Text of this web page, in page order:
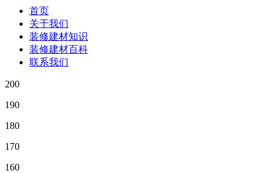
首页
关于我们
装修建材知识
装修建材百科
联系我们
200
190
180
170
160